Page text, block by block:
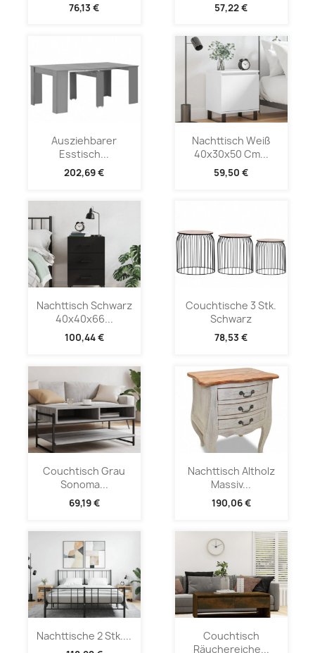
76,13 € 57,22 €
Ausziehbarer
Esstisch...
202,69 €
Nachttisch Weiß
40x30x50 Cm...
59,50 €
Nachttisch Schwarz
40x40x66...
100,44 €
Couchtische 3 Stk.
Schwarz
78,53 €
Couchtisch Grau
Sonoma...
69,19 €
Nachttisch Altholz
Massiv...
190,06 €
Nachttische 2 Stk....
Couchtisch
Räuchereiche...